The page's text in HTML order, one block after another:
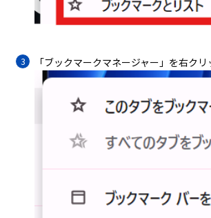
「ブックマークマネージャー」を右クリ